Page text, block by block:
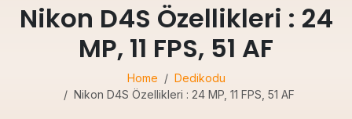
Nikon D4S Özellikleri : 24
MP, 11 FPS, 51 AF
Home
Dedikodu
Nikon D4S Özellikleri : 24 MP, 11 FPS, 51 AF